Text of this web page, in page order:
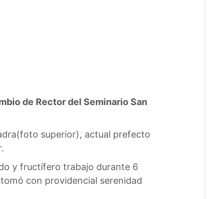
de Rector del Seminario San
superior), actual prefecto
y fructífero trabajo durante 6
con providencial serenidad